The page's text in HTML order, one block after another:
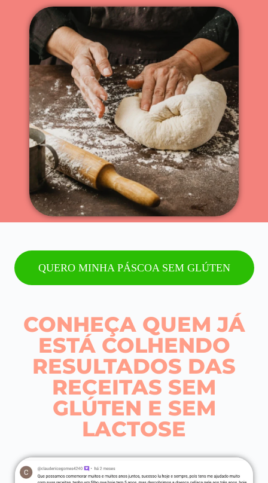
QUERO MINHA PÁSCOA SEM GLÚTEN
CONHEÇA QUEM JÁ
ESTÁ COLHENDO
RESULTADOS DAS
RECEITAS SEM
GLÚTEN E SEM
LACTOSE